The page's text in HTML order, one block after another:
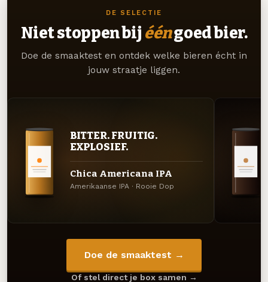
DE SELECTIE
Niet stoppen bij ééngoed bier.
Doe de smaaktest en ontdek welke bieren écht in
jouw straatje liggen.
BITTER. FRUITIG.
EXPLOSIEF.
Chica Americana IPA
Amerikaanse IPA · Rooie Dop
Doe de smaaktest →
Of stel direct je box samen →